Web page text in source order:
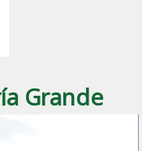
Grande